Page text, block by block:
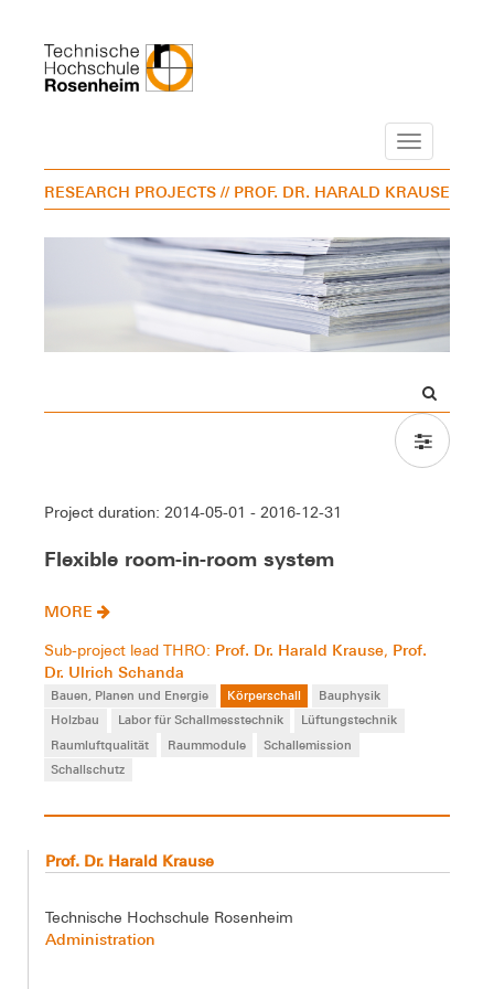
Navigation
RESEARCH PROJECTS // PROF. DR. HARALD KRAUSE
Project duration: 2014-05-01 - 2016-12-31
Flexible room-in-room system
MORE
Sub-project lead THRO: Prof. Dr. Harald Krause, Prof.
Dr. Ulrich Schanda
Bauen, Planen und Energie Körperschall
Bauphysik
Holzbau
Labor für Schallmesstechnik
Lüftungstechnik
Raumluftqualität
Raummodule
Schallemission
Schallschutz
Prof. Dr. Harald Krause
Technische Hochschule Rosenheim
Administration